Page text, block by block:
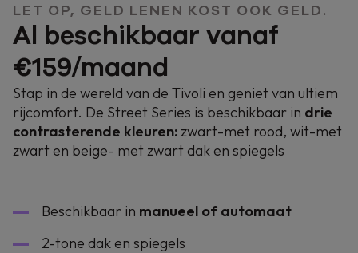
LET OP, GELD LENEN KOST OOK GELD.
Al beschikbaar vanaf
€159/maand
Stap in de wereld van de Tivoli en geniet van ultiem
rijcomfort. De Street Series is beschikbaar in drie
contrasterende kleuren:zwart-met rood, wit-met
zwart en beige- met zwart dak en spiegels
Beschikbaar in manueel of automaat
2-tone dak en spiegels